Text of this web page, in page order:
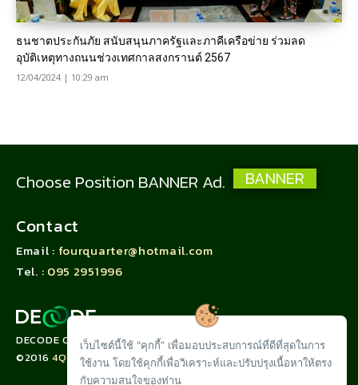
ธนชาตประกันภัย สนับสนุนภาครัฐและภาคีเครือข่าย ร่วมลด
อุบัติเหตุทางถนนช่วงเทศกาลสงกรานต์ 2567
12/04/2024 | 10:29 am
Choose Position BANNER Ad. BANNER
Contact
Email : fourquarter@hotmail.com
Tel. : 095 2951996
DECODE CORPORATION LIMITED
©20164QUARTER.CO
เว็บไซต์นี้ใช้ "คุกกี้” เพื่อมอบประสบการณ์ที่ดีที่สุดในการ
ใช้งาน โดยใช้คุกกี้เพื่อวิเคราะห์และปรับปรุงเนื้อหาให้ตรง
กับความสนใจของท่าน